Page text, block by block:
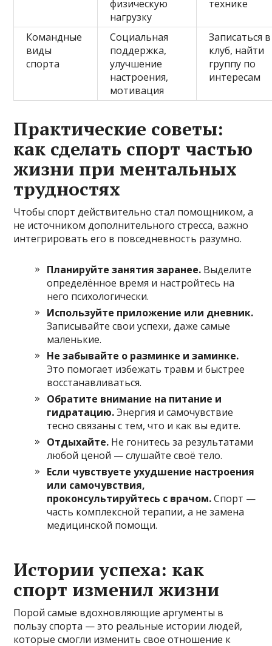
физическую
нагрузку
технике
Командные
виды
спорта
Социальная
поддержка,
улучшение
настроения,
мотивация
Записаться в
клуб, найти
группу по
интересам
Практические советы:
как сделать спорт частью
жизни при ментальных
трудностях
Чтобы спорт действительно стал помощником, а
не источником дополнительного стресса, важно
интегрировать его в повседневность разумно.
Планируйте занятия заранее. Выделите
определённое время и настройтесь на
него психологически.
Используйте приложение или дневник.
Записывайте свои успехи, даже самые
маленькие.
Не забывайте о разминке и заминке.
Это помогает избежать травм и быстрее
восстанавливаться.
Обратите внимание на питание и
гидратацию.Энергия и самочувствие
тесно связаны с тем, что и как вы едите.
Отдыхайте. Не гонитесь за результатами
любой ценой — слушайте своё тело.
Если чувствуете ухудшение настроения
или самочувствия,
проконсультируйтесь с врачом.Спорт —
часть комплексной терапии, а не замена
медицинской помощи.
Истории успеха: как
спорт изменил жизни
Порой самые вдохновляющие аргументы в
пользу спорта — это реальные истории людей,
которые смогли изменить свое отношение к